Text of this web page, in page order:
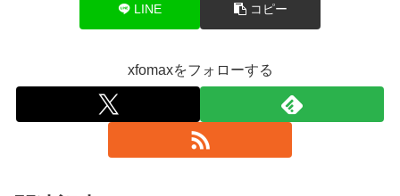
LINE コピー
xfomaxをフォローする